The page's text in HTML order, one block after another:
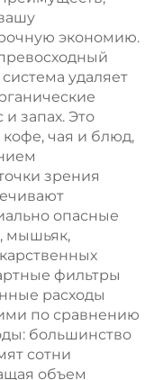
20 т/л, в
продажеэкономию.
удаляет
запах. Это
чая и блюд,
зрения
опасные
мышьяк,
фильтры
расходы
по сравнению
большинство
сотни
объем